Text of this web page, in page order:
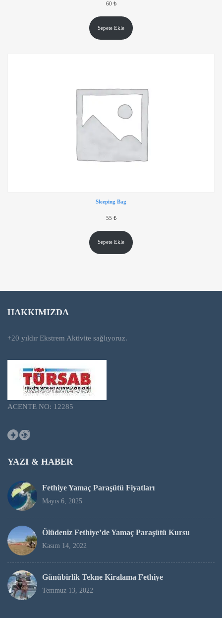
60 ₺
Sepete Ekle
Sleeping Bag
55 ₺
Sepete Ekle
HAKKIMIZDA
+20 yıldır Ekstrem Aktivite sağlıyoruz.
ACENTE NO: 12285
Facebook
Instagram
YAZI & HABER
Fethiye Yamaç Paraşütü Fiyatları
Mayıs 6, 2025
Ölüdeniz Fethiye’de Yamaç Paraşütü Kursu
Kasım 14, 2022
Günübirlik Tekne Kiralama Fethiye
Temmuz 13, 2022